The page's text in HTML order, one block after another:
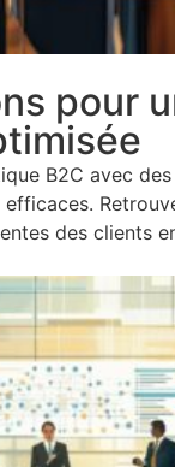
pour
B2C avec
des clients